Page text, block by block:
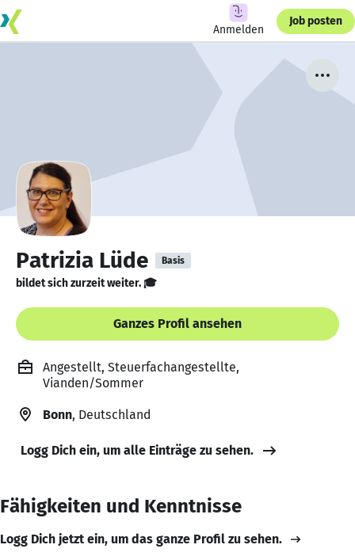
Anmelden
Job posten
Patrizia Lüde Basis
bildet sich zurzeit weiter. 🎓
Ganzes Profil ansehen
Angestellt, Steuerfachangestellte,
Vianden/Sommer
Bonn, Deutschland
Logg Dich ein, um alle Einträge zu sehen.
Fähigkeiten und Kenntnisse
Logg Dich jetzt ein, um das ganze Profil zu sehen.